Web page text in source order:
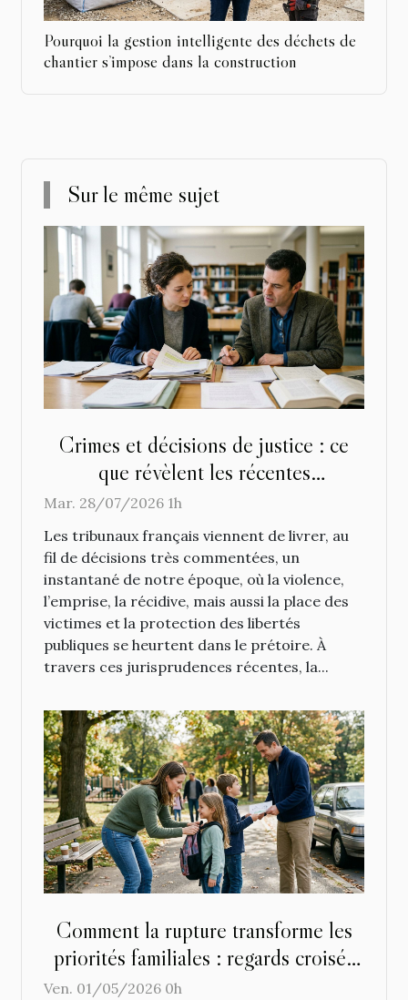
Pourquoi la gestion intelligente des déchets de
chantier s’impose dans la construction
Sur le même sujet
Crimes et décisions de justice : ce
que révèlent les récentes
jurisprudences
Mar. 28/07/2026 1h
Les tribunaux français viennent de livrer, au
fil de décisions très commentées, un
instantané de notre époque, où la violence,
l’emprise, la récidive, mais aussi la place des
victimes et la protection des libertés
publiques se heurtent dans le prétoire. À
travers ces jurisprudences récentes, la...
Comment la rupture transforme les
priorités familiales : regards croisés
de parents séparés
Ven. 01/05/2026 0h